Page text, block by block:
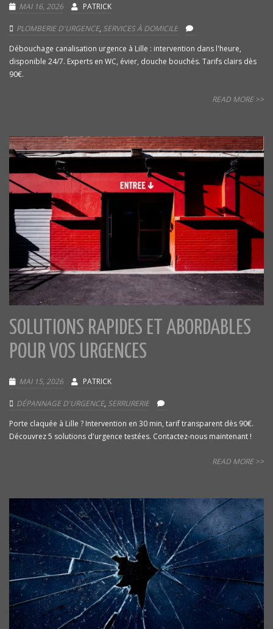
MAI 16, 2026 PATRICK
PLOMBERIE D'URGENCE, SERVICES À DOMICILE
Débouchage canalisation urgence à Lille : intervention dans l'heure,
disponible 24/7. Experts en WC, évier, douche bouchés. Tarifs clairs dès
90€.
READ MORE >>
SOLUTIONS RAPIDES ET ABORDABLES
POUR VOS URGENCES
MAI 15, 2026 PATRICK
DÉPANNAGE D'URGENCE, SERRURERIE
Porte claquée à Lille ? Intervention en 30 min, tarif transparent dès 90€.
Découvrez 5 solutions d'urgence testées. Contactez-nous maintenant !
READ MORE >>